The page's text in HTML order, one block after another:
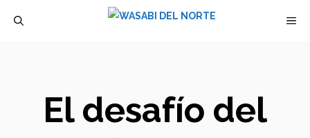
El desafío del